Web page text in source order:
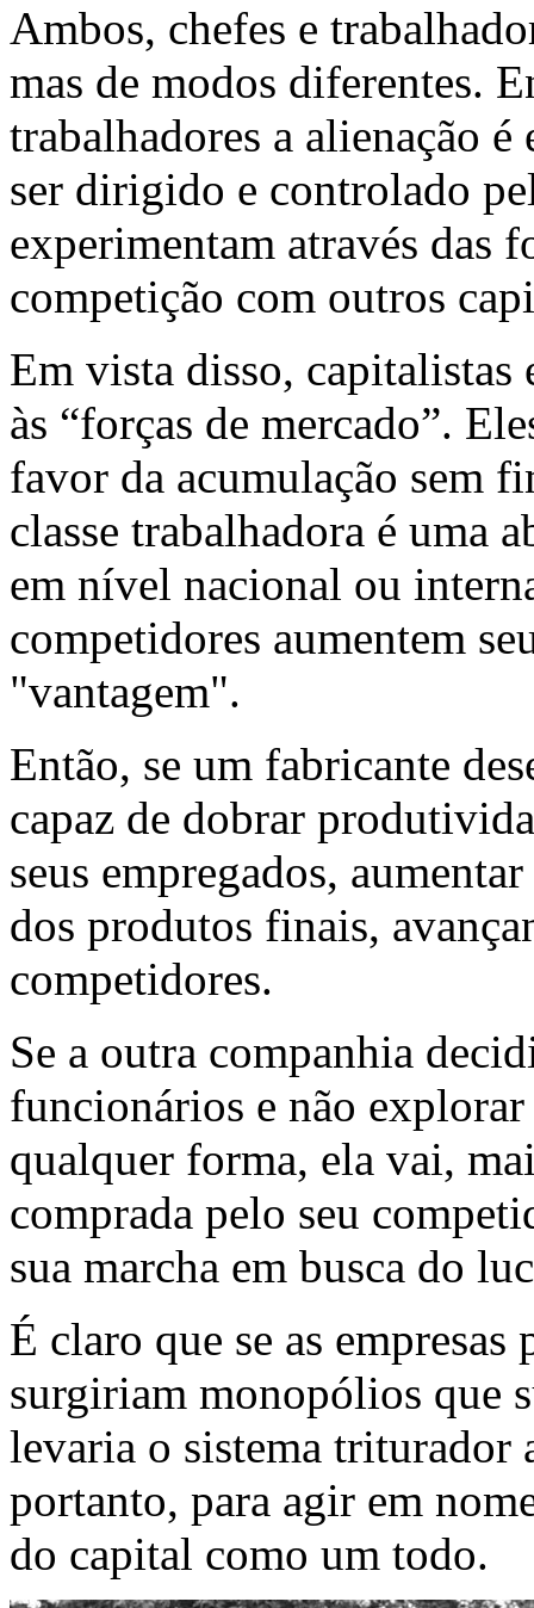
Ambos, chefes e
mas de modos diferentes.
trabalhadores a alienação
ser dirigido e controlado
experimentam através das
competição com outros
Em vista disso,
às “forças de mercado”.
favor da acumulação sem
classe trabalhadora é uma
em nível nacional ou
competidores aumentem
"vantagem".
Então, se um fabricante
capaz de dobrar
seus empregados,
dos produtos finais,
competidores.
Se a outra companhia
funcionários e não
qualquer forma, ela vai,
comprada pelo seu
sua marcha em busca do
É claro que se as
surgiriam monopólios que
levaria o sistema triturador
portanto, para agir em
do capital como um todo.